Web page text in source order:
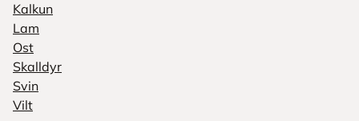
Kalkun
Lam
Ost
Skalldyr
Svin
Vilt